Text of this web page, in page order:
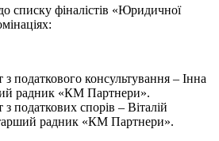
списку фіналістів «Юридичної
податкового консультування – Інна
радник «КМ Партнери».
податкових спорів – Віталій
радник «КМ Партнери».